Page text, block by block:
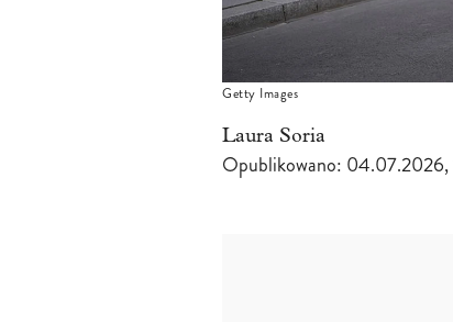
Getty Images
Laura Soria
Opublikowano: 04.07.2026,